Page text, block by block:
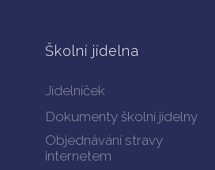
Školní jídelna
Jídelníček
Dokumenty školní jídelny
Objednávání stravy
internetem